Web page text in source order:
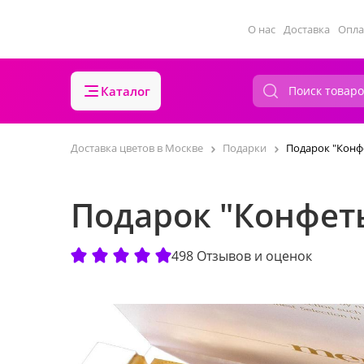
О нас Доставка
Каталог
Доставка цветов в Москве Подарки Подарок
Подарок
498 Отзывов и оценок